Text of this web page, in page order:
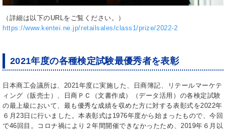
（詳細は以下のURLをご覧ください。）
https://www.kentei.ne.jp/retailsales/class1/prize/2022-2
2021年度の各種検定試験最優秀者を表彰
日本商工会議所は、2021年度に実施した、日商簿記、リテールマーケテ
ィング（販売士）、日商ＰＣ（文書作成）（データ活用）の各検定試験
の最上級において、最も優秀な成績を収めた方に対する表彰式を2022年
６月23日に行いました。本表彰式は1976年度から始まったもので、今回
で46回目。コロナ禍により２年間開催できなかったため、2019年６月以